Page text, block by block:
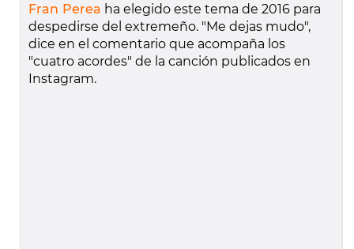
Fran Perea ha elegido este tema de 2016 para
despedirse del extremeño. "Me dejas mudo",
dice en el comentario que acompaña los
"cuatro acordes" de la canción publicados en
Instagram.